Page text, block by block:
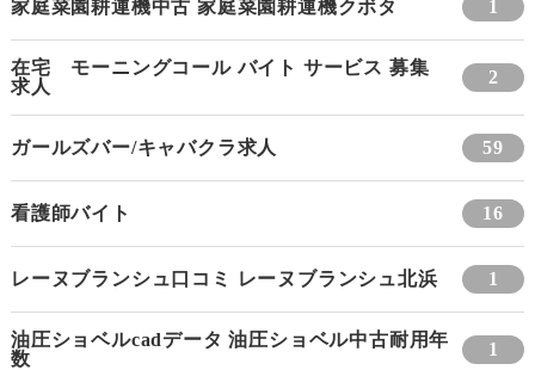
家庭菜園耕運機中古 家庭菜園耕運機クボタ 1
在宅 モーニングコール バイト サービス 募集
求人
2
ガールズバー/キャバクラ求人 59
看護師バイト 16
レーヌブランシュ口コミ レーヌブランシュ北浜 1
油圧ショベルcadデータ 油圧ショベル中古耐用年
数
1